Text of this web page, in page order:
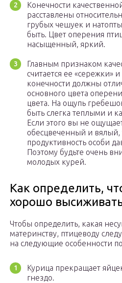
Конечности
расставлены
грубых чешуек и
быть. Цвет оперения
насыщенный, яркий.
Главным признаком
считается ее «сережки»
конечности должны
основного цвета
цвета. На ощупь
быть слегка теплыми и
Если этого вы не
обесцвеченный и вялый,
продуктивность особи
Поэтому будьте очень
молодых курей.
Как определить,
хорошо
Чтобы определить, какая
материнству, птицеводу
на следующие особенности
Курица прекращает
гнездо.